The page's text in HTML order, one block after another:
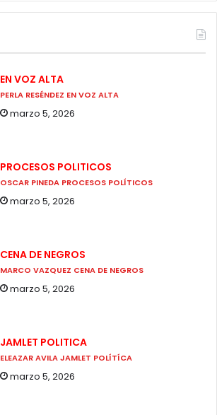
EN VOZ ALTA
PERLA RESÉNDEZ EN VOZ ALTA
marzo 5, 2026
PROCESOS POLITICOS
OSCAR PINEDA PROCESOS POLÍTICOS
marzo 5, 2026
CENA DE NEGROS
MARCO VAZQUEZ CENA DE NEGROS
marzo 5, 2026
JAMLET POLITICA
ELEAZAR AVILA JAMLET POLÍTÍCA
marzo 5, 2026